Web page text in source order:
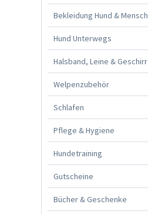
Bekleidung Hund & Mensch
Hund Unterwegs
Halsband, Leine & Geschirr
Welpenzubehör
Schlafen
Pflege & Hygiene
Hundetraining
Gutscheine
Bücher & Geschenke